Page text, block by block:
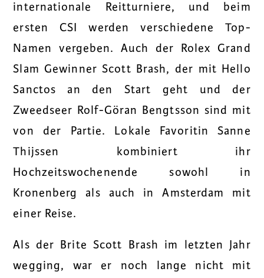
internationale Reitturniere, und beim
ersten CSI werden verschiedene Top-
Namen vergeben. Auch der Rolex Grand
Slam Gewinner Scott Brash, der mit Hello
Sanctos an den Start geht und der
Zweedseer Rolf-Göran Bengtsson sind mit
von der Partie. Lokale Favoritin Sanne
Thijssen kombiniert ihr
Hochzeitswochenende sowohl in
Kronenberg als auch in Amsterdam mit
einer Reise.
Als der Brite Scott Brash im letzten Jahr
wegging, war er noch lange nicht mit